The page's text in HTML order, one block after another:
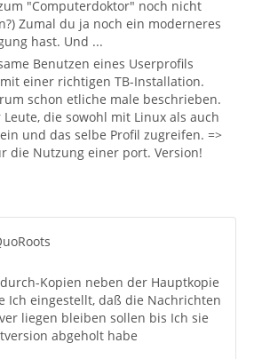
"Computerdoktor" noch nicht
Zumal du ja noch ein moderneres
hast. Und ...
Benutzen eines Userprofils
einer richtigen TB-Installation.
schon etliche male beschrieben.
die sowohl mit Linux als auch
und das selbe Profil zugreifen. =>
die Nutzung einer port. Version!
Kopien neben der Hauptkopie
Ich eingestellt, daß die Nachrichten
liegen bleiben sollen bis Ich sie
abgeholt habe